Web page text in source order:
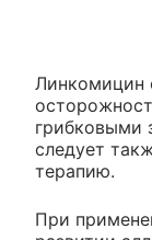
Линкомицин
грибковыми
следует
терапию.
При